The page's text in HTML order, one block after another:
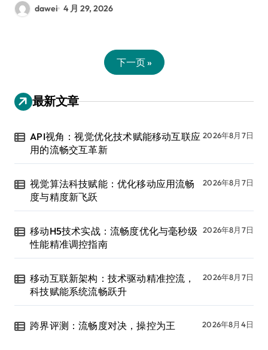
dawei 4 月 29, 2026
下一页 »
最新文章
API视角：视觉优化技术赋能移动互联应
用的流畅交互革新
2026年8月7日
视觉算法科技赋能：优化移动应用流畅
度与精度新飞跃
2026年8月7日
移动H5技术实战：流畅度优化与毫秒级
性能精准调控指南
2026年8月7日
移动互联新架构：技术驱动精准控流，
科技赋能系统流畅跃升
2026年8月7日
跨界评测：流畅度对决，操控为王 2026年8月4日